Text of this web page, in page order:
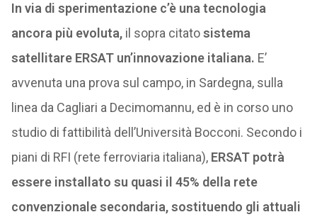
In via di sperimentazione c’è una tecnologia
ancora più evoluta,il sopra citatosistema
satellitare ERSAT un’innovazione italiana. E’
avvenuta una prova sul campo, in Sardegna, sulla
linea da Cagliari a Decimomannu, ed è in corso uno
studio di fattibilità dell’Università Bocconi. Secondo i
piani di RFI (rete ferroviaria italiana), ERSAT potrà
essere installato su quasi il 45% della rete
convenzionale secondaria, sostituendo gli attuali